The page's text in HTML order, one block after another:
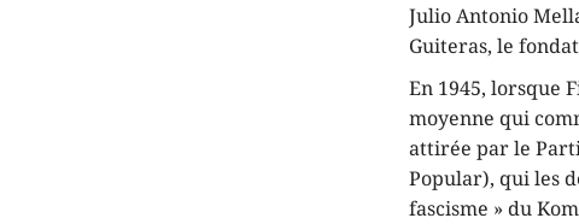
Julio Antonio
Guiteras, le
En 1945, lorsque
moyenne qui
attirée par le
Popular), qui les
fascisme » du